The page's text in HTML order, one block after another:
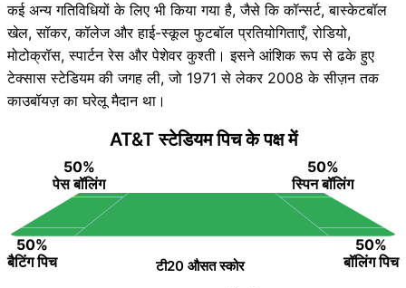
कई अन्य गतिविधियों के लिए भी किया गया है, जैसे कि कॉन्सर्ट, बास्केटबॉल
खेल, सॉकर, कॉलेज और हाई-स्कूल फुटबॉल प्रतियोगिताएँ, रोडियो,
मोटोक्रॉस, स्पार्टन रेस और पेशेवर कुश्ती। इसने आंशिक रूप से ढके हुए
टेक्सास स्टेडियम की जगह ली, जो 1971 से लेकर 2008 के सीज़न तक
काउबॉयज़ का घरेलू मैदान था।
AT&T स्टेडियम पिच के पक्ष में
50%
पेस बॉलिंग
50%
स्पिन बॉलिंग
50%
बैटिंग पिच
50%
बॉलिंग पिच
टी20 औसत स्कोर